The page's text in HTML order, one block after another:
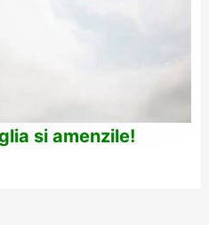
si amenzile!